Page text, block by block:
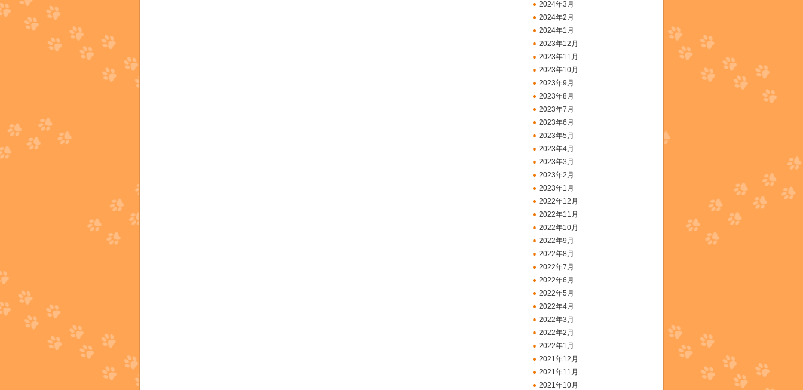
2024年3月
2024年2月
2024年1月
2023年12月
2023年11月
2023年10月
2023年9月
2023年8月
2023年7月
2023年6月
2023年5月
2023年4月
2023年3月
2023年2月
2023年1月
2022年12月
2022年11月
2022年10月
2022年9月
2022年8月
2022年7月
2022年6月
2022年5月
2022年4月
2022年3月
2022年2月
2022年1月
2021年12月
2021年11月
2021年10月